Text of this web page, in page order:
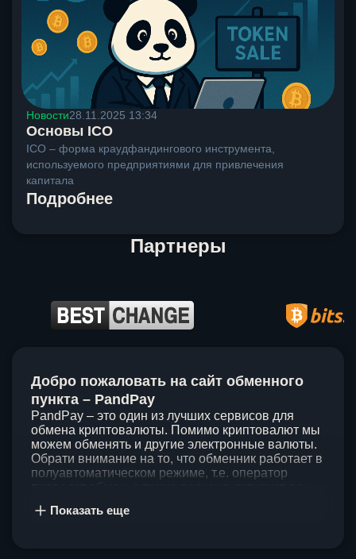
Новости28.11.2025 13:34
Основы ICO
ICO – форма краудфандингового инструмента,
используемого предприятиями для привлечения
капитала
Подробнее
Партнеры
Добро пожаловать на сайт обменного
пункта – PandPay
PandPay – это один из лучших сервисов для
обмена криптовалюты. Помимо криптовалют мы
можем обменять и другие электронные валюты.
Обрати внимание на то, что обменник работает в
полуавтоматическом режиме, т.е. оператор
клиентов, поэтому стараемся проводить обмены
Показать еще